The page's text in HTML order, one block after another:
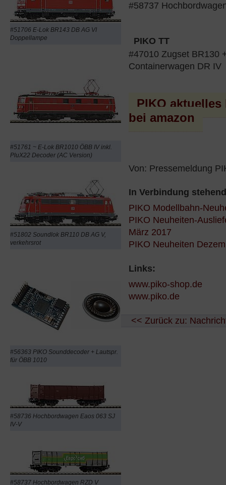
#51706 E-Lok BR143 DB AG VI
Doppellampe
#51761 ~ E-Lok BR1010 ÖBB IV inkl.
PluX22 Decoder (AC Version)
#51802 Soundlok BR110 DB AG V,
verkehrsrot
#56363 PIKO Sounddecoder + Lautspr.
für ÖBB 1010
#58736 Hochbordwagen Eaos 063 SJ
IV-V
#58737 Hochbordwagen RZD V
#58737
PIKO TT
#47010 Zugset BR130
Containerwagen DR IV
PIKO aktuelles
bei amazon
Von: Pressemeldung
In Verbindung
PIKO Modellbahn-
PIKO Neuheiten-
März 2017
PIKO Neuheiten
Links:
www.piko-shop.de
www.piko.de
<< Zurück zu: